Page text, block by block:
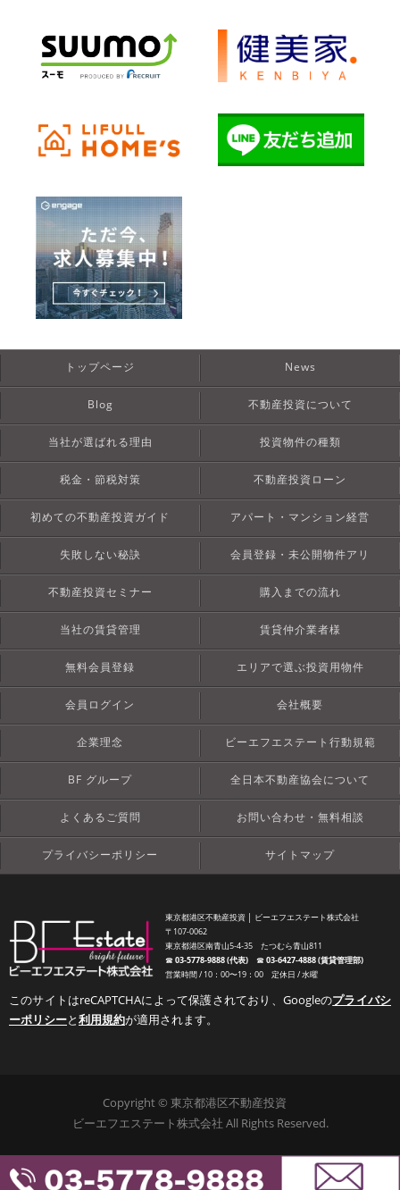
トップページ News
Blog 不動産投資について
当社が選ばれる理由 投資物件の種類
税金・節税対策 不動産投資ローン
初めての不動産投資ガイド アパート・マンション経営
失敗しない秘訣 会員登録・未公開物件アリ
不動産投資セミナー 購入までの流れ
当社の賃貸管理 賃貸仲介業者様
無料会員登録 エリアで選ぶ投資用物件
会員ログイン 会社概要
企業理念 ビーエフエステート行動規範
BF グループ 全日本不動産協会について
よくあるご質問 お問い合わせ・無料相談
プライバシーポリシー サイトマップ
東京都港区不動産投資 │ ビーエフエステート株式会社
〒107-0062
東京都港区南青山5-4-35 たつむら青山811
☎︎03-5778-9888 (代表)☎︎03-6427-4888 (賃貸管理部)
営業時間 / 10：00〜19：00 定休日 / 水曜
このサイトはreCAPTCHAによって保護されており、Googleのプライバシ
ーポリシーと利用規約が適用されます。
Copyright © 東京都港区不動産投資
ビーエフエステート株式会社 All Rights Reserved.